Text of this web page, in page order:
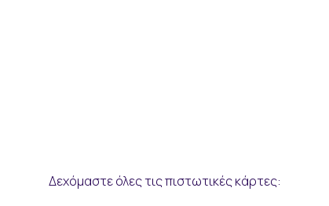
Δεχόμαστε όλες τις πιστωτικές κάρτες: